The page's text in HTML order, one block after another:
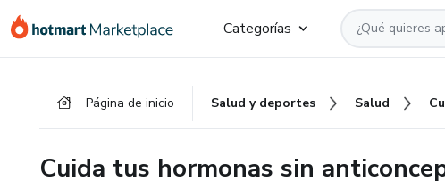
Categorías
Página de inicio Salud y deportes Salud
Cuida tus hormonas sin